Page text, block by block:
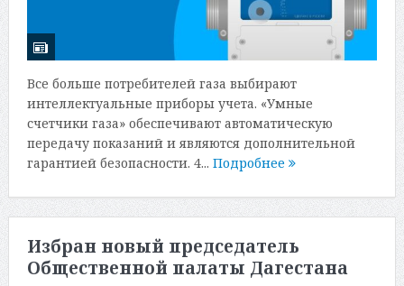
Все больше потребителей газа выбирают
интеллектуальные приборы учета. «Умные
счетчики газа» обеспечивают автоматическую
передачу показаний и являются дополнительной
гарантией безопасности. 4... Подробнее
Избран новый председатель
Общественной палаты Дагестана